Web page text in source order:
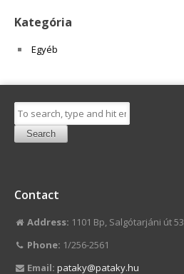
Kategória
Egyéb
Search
Contact
Address: 1101 Bp, Salgótarjáni út 53
Phone: 1/256-2561
Email: pataky@pataky.hu